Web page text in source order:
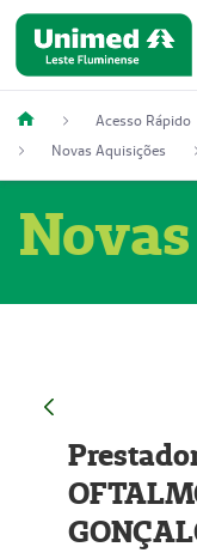
Acesso Rápido
Novas Aquisições